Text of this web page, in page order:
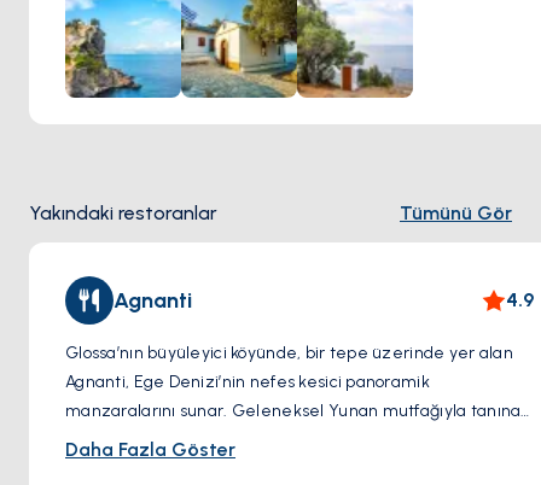
unutulmaz bir deneyim vaat ediyor.
Yakındaki restoranlar Tümünü Gör
Agnanti 4.9
Glossa’nın büyüleyici köyünde, bir tepe üzerinde yer alan
Agnanti, Ege Denizi’nin nefes kesici panoramik
manzaralarını sunar. Geleneksel Yunan mutfağıyla tanınan
bu aile işletmesi, taze ve yerel malzemelerle hazırlanan
Daha Fazla Göster